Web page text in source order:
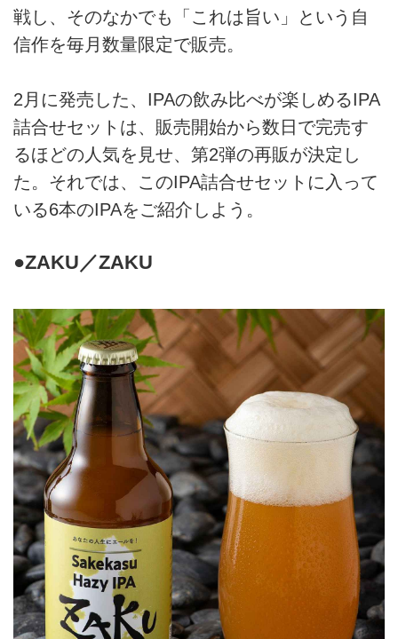
戦し、そのなかでも「これは旨い」という自
信作を毎月数量限定で販売。
2月に発売した、IPAの飲み比べが楽しめるIPA
詰合せセットは、販売開始から数日で完売す
るほどの人気を見せ、第2弾の再販が決定し
た。それでは、このIPA詰合せセットに入って
いる6本のIPAをご紹介しよう。
●ZAKU／ZAKU